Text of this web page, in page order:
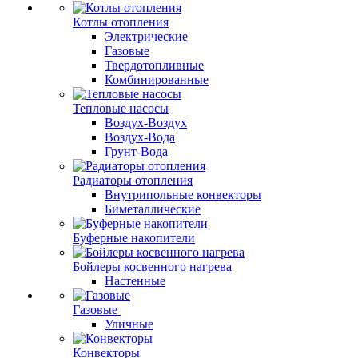
Котлы отопления
Электрические
Газовые
Твердотопливные
Комбинированные
Тепловые насосы
Воздух-Воздух
Воздух-Вода
Грунт-Вода
Радиаторы отопления
Внутрипольные конвекторы
Биметаллические
Буферные накопители
Бойлеры косвенного нагрева
Настенные
Газовые
Уличные
Конвекторы